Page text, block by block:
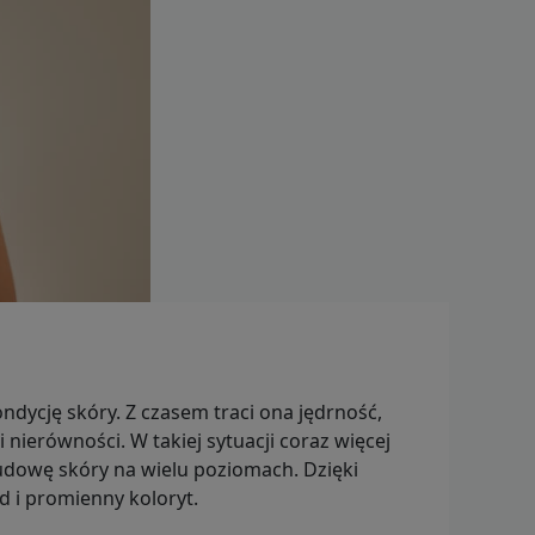
skóry. Z czasem traci ona jędrność,
nierówności. W takiej sytuacji coraz więcej
skóry na wielu poziomach. Dzięki
i promienny koloryt.